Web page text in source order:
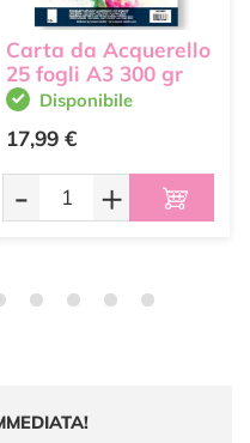
Carta da Acquerello
25 fogli A3 300 gr
Disponibile
17,99 €
- +